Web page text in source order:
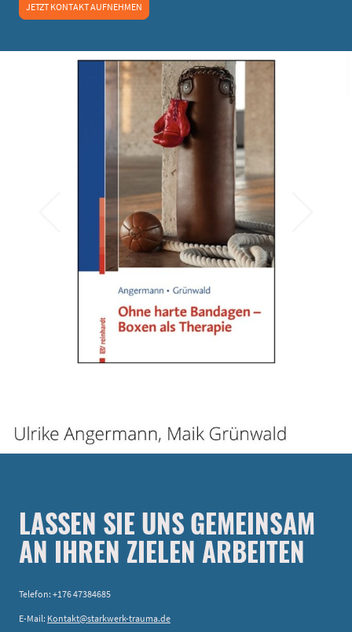
JETZT KONTAKT AUFNEHMEN
LASSEN SIE UNS GEMEINSAM
AN IHREN ZIELEN ARBEITEN
Telefon: +176 47384685
E-Mail: Kontakt@starkwerk-trauma.de